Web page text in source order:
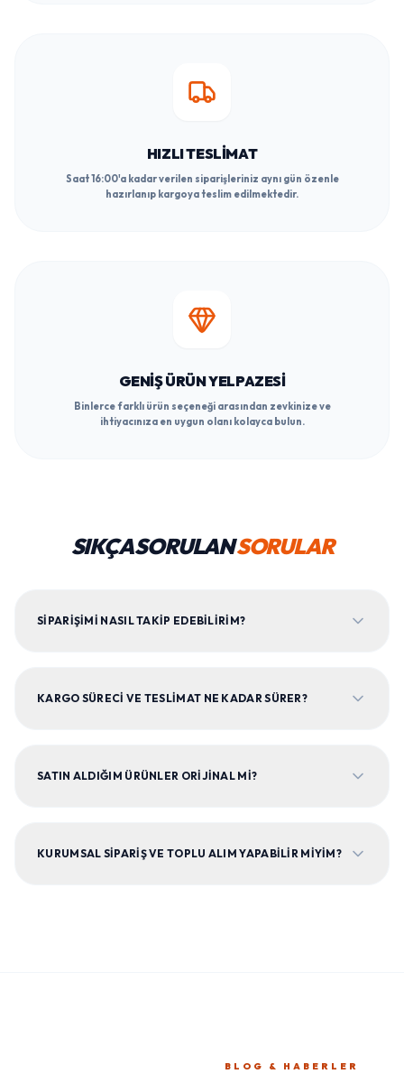
HIZLI TESLIMAT
Saat 16:00'a kadar verilen siparişleriniz aynı gün özenle
hazırlanıp kargoya teslim edilmektedir.
GENIŞ ÜRÜN YELPAZESI
Binlerce farklı ürün seçeneği arasından zevkinize ve
ihtiyacınıza en uygun olanı kolayca bulun.
SIKÇA SORULANSORULAR
SIPARIŞIMI NASIL TAKIP EDEBILIRIM?
KARGO SÜRECI VE TESLIMAT NE KADAR SÜRER?
SATIN ALDIĞIM ÜRÜNLER ORIJINAL MI?
KURUMSAL SIPARIŞ VE TOPLU ALIM YAPABILIR MIYIM?
BLOG & HABERLER